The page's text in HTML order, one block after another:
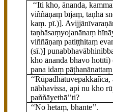
‘‘Iti kho, ānanda,
viññāṇaṃ bījaṃ, taṇhā
kaṃ. pī.)].
taṇhāsaṃyojanānaṃ
viññāṇaṃ patiṭṭhitaṃ
(sī.)]
kho ānanda bhavo hotīti)
pana idaṃ
nābhavissa, api nu kho
paññāyethā’’ti?
‘‘No hetaṃ, bhante’’.